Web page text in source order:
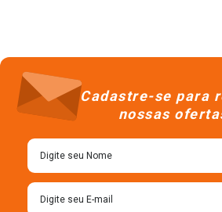
Cadastre-se para
nossas